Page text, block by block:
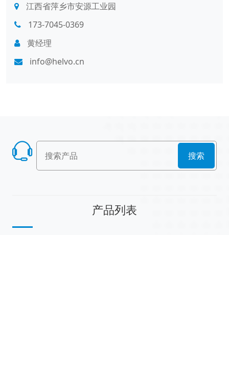
江西省萍乡市安源工业园
173-7045-0369
黄经理
info@helvo.cn
搜索
产品列表